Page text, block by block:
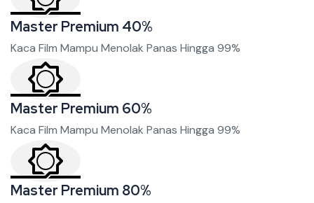
Master Premium 40%
Kaca Film Mampu Menolak Panas Hingga 99%
Master Premium 60%
Kaca Film Mampu Menolak Panas Hingga 99%
Master Premium 80%